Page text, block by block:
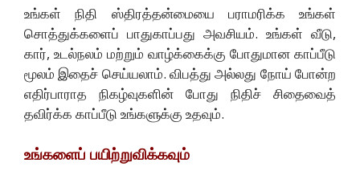
உங்கள் நிதி ஸ்திரத்தன்மையை பராமரிக்க உங்கள்
சொத்துக்களைப் பாதுகாப்பது அவசியம். உங்கள் வீடு,
கார், உடல்நலம் மற்றும் வாழ்க்கைக்கு போதுமான காப்பீடு
மூலம் இதைச் செய்யலாம். விபத்து அல்லது நோய் போன்ற
எதிர்பாராத நிகழ்வுகளின் போது நிதிச் சிதைவைத்
தவிர்க்க காப்பீடு உங்களுக்கு உதவும்.
உங்களைப் பயிற்றுவிக்கவும்